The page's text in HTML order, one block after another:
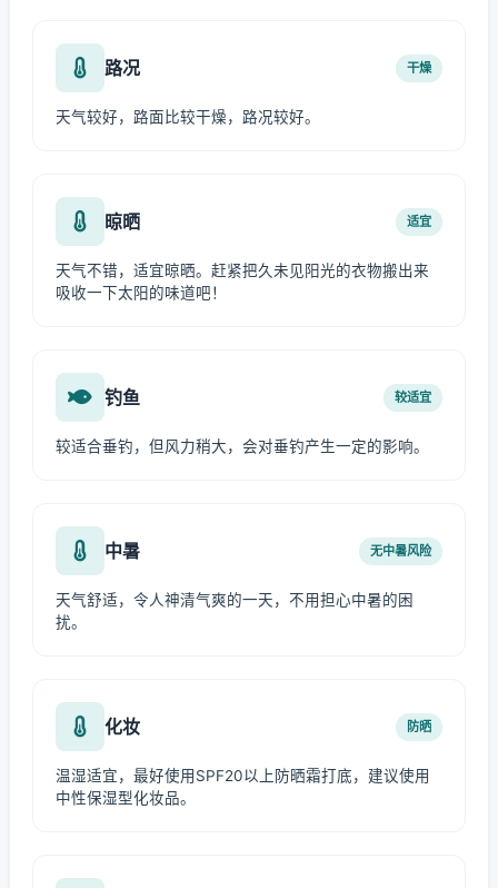
路况 干燥
天气较好，路面比较干燥，路况较好。
晾晒 适宜
天气不错，适宜晾晒。赶紧把久未见阳光的衣物搬出来
吸收一下太阳的味道吧！
钓鱼 较适宜
较适合垂钓，但风力稍大，会对垂钓产生一定的影响。
中暑 无中暑风险
天气舒适，令人神清气爽的一天，不用担心中暑的困
扰。
化妆 防晒
温湿适宜，最好使用SPF20以上防晒霜打底，建议使用
中性保湿型化妆品。